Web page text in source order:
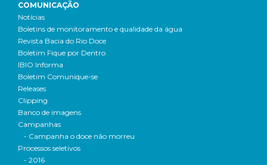
COMUNICAÇÃO
Notícias
Boletins de monitoramento e qualidade da água
Revista Bacia do Rio Doce
Boletim Fique por Dentro
IBIO Informa
Boletim Comunique-se
Releases
Clipping
Banco de imagens
Campanhas
- Campanha o doce não morreu
Processos seletivos
- 2016